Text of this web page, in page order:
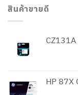
สินค้าขายดี
HP 87X